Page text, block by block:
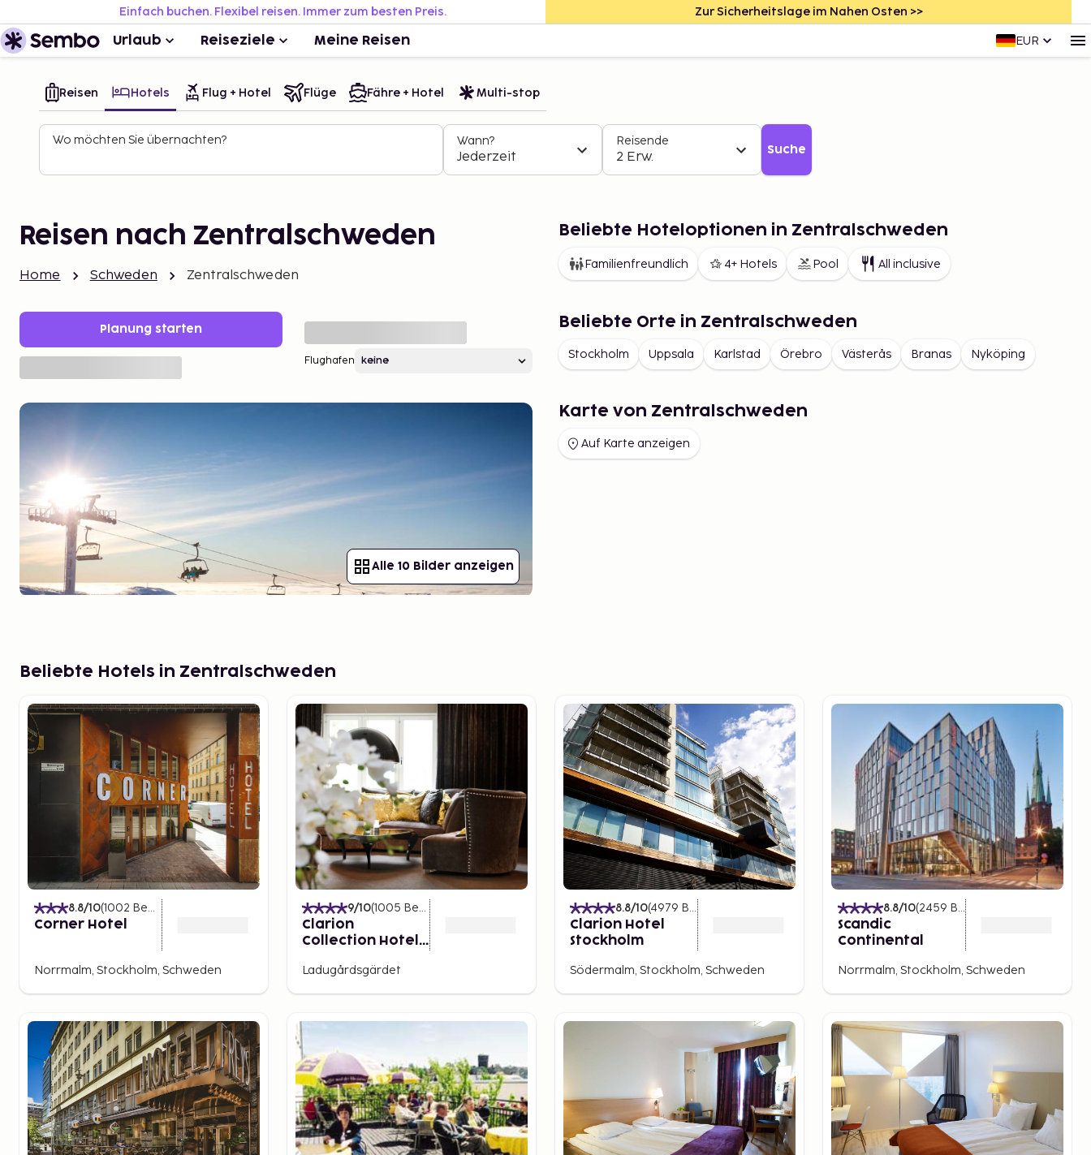
Einfach buchen. Flexibel reisen. Immer zum besten Preis. Zur Sicherheitslage im Nahen Osten >>
Urlaub Reiseziele Meine Reisen EUR
Reisen Hotels Flug + Hotel Flüge Fähre + Hotel Multi-stop
Wo möchten Sie übernachten? Wann?
Jederzeit
Reisende
2 Erw. Suche
Reisen nach Zentralschweden
Home Schweden Zentralschweden
Planung starten
Flughafen
Alle 10 Bilder anzeigen
Beliebte Hoteloptionen in Zentralschweden
Familienfreundlich 4+ Hotels Pool All inclusive
Beliebte Orte in Zentralschweden
Stockholm Uppsala Karlstad Örebro Västerås Branas Nyköping
Karte von Zentralschweden
Auf Karte anzeigen
Beliebte Hotels in Zentralschweden
8.8/10(1002 Bewertungen
Corner Hotel
Norrmalm, Stockholm, Schweden
9/10(1005 Bewertungen
Clarion
Collection Hotel
Ladugårdsgärdet
8.8/10(4979 Bewertungen
Clarion Hotel
Stockholm
Södermalm, Stockholm, Schweden
8.8/10(2459 Bewertungen
Scandic
Continental
Norrmalm, Stockholm, Schweden